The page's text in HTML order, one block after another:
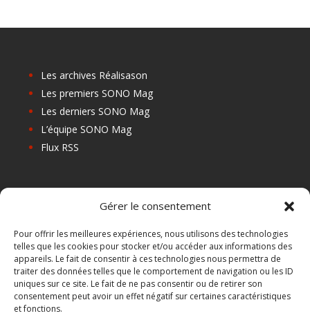
Gérer le consentement
Pour offrir les meilleures expériences, nous utilisons des technologies
telles que les cookies pour stocker et/ou accéder aux informations des
appareils. Le fait de consentir à ces technologies nous permettra de
traiter des données telles que le comportement de navigation ou les ID
uniques sur ce site. Le fait de ne pas consentir ou de retirer son
consentement peut avoir un effet négatif sur certaines caractéristiques
et fonctions.
Les archives Réalisason
Les premiers SONO Mag
Les derniers SONO Mag
L’équipe SONO Mag
Flux RSS
Les Centres de Formation
Les Points Relais
Localiser Point Relais
Mon Compte